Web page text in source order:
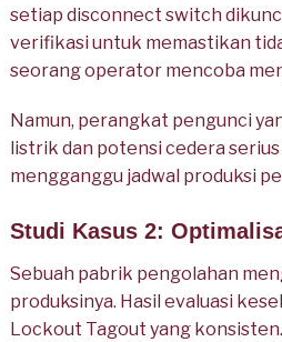
setiap disconnect switch
verifikasi untuk memastikan
seorang operator mencoba
Namun, perangkat pengunci
listrik dan potensi cedera
mengganggu jadwal produksi
Studi Kasus 2:
Sebuah pabrik pengolahan
produksinya. Hasil evaluasi
Lockout Tagout yang